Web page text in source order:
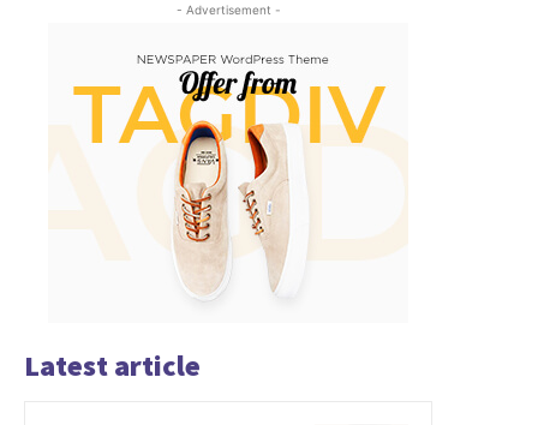
- Advertisement -
Latest article